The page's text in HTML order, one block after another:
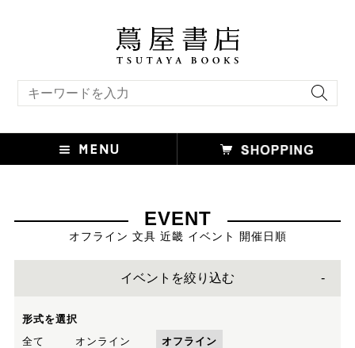
EVENT
オフライン 文具 近畿 イベント 開催日順
イベントを絞り込む
形式を選択
全て
オンライン オフライン